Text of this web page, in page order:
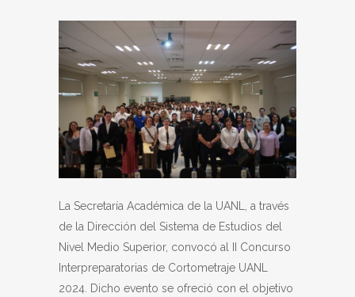
La Secretaría Académica de la UANL, a través
de la Dirección del Sistema de Estudios del
Nivel Medio Superior, convocó al II Concurso
Interpreparatorias de Cortometraje UANL
2024. Dicho evento se ofreció con el objetivo